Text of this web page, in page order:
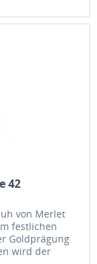
42
von Merlet
festlichen
Goldprägung
wird der